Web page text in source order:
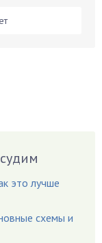
это лучше
схемы и